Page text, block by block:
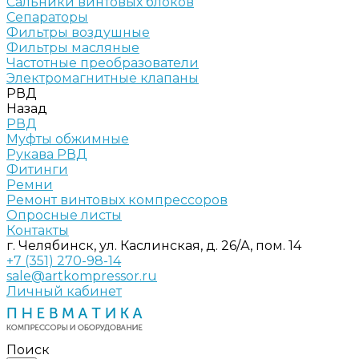
Сепараторы
Фильтры воздушные
Фильтры масляные
Частотные преобразователи
Электромагнитные клапаны
РВД
Назад
РВД
Муфты обжимные
Рукава РВД
Фитинги
Ремни
Ремонт винтовых компрессоров
Опросные листы
Контакты
г. Челябинск, ул. Каслинская, д. 26/А, пом. 14
+7 (351) 270-98-14
sale@artkompressor.ru
Личный кабинет
Поиск